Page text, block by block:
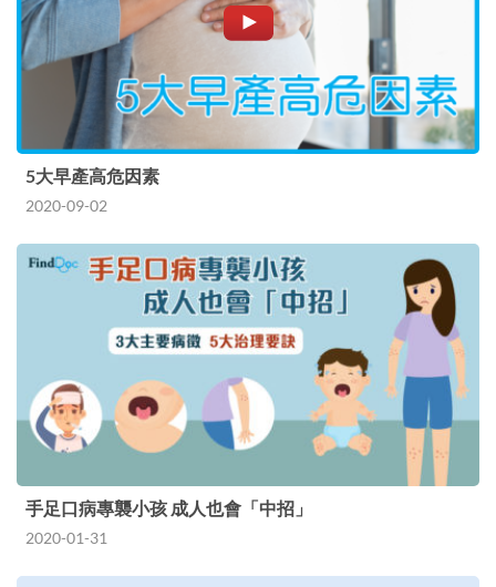
5大早產高危因素
2020-09-02
手足口病專襲小孩 成人也會「中招」
2020-01-31